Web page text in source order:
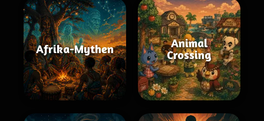
Afrika-Mythen
Animal
Crossing